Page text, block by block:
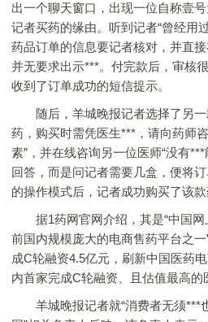
出一个聊天窗口，出现一位自称壹
记者买药的缘由。听到记者“曾经用
药品订单的信息要记者核对，并直
并无要求出示***。付完款后，审核
收到了订单成功的短信提示。
随后，羊城晚报记者选择了另一
药，购买时需凭医生***，请向药师
素”，并在线咨询另一位医师“没有
回答，而是问记者需要几盒，便将
的操作模式后，记者成功购买了该款
据1药网官网介绍，其是“中国网
前国内规模庞大的电商售药平台之一
成C轮融资4.5亿元，刷新中国医药
内首家完成C轮融资、且估值最高的
羊城晚报记者就“消费者无须***